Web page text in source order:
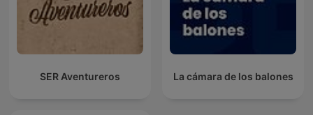
SER Aventureros La cámara de los balones